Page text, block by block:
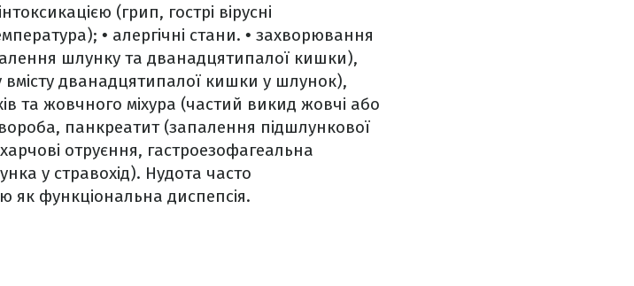
(грип, гострі вірусні
• алергічні стани. • захворювання
шлунку та дванадцятипалої кишки),
дванадцятипалої кишки у шлунок),
та жовчного міхура (частий викид жовчі або
панкреатит (запалення підшлункової
отруєння, гастроезофагеальна
у стравохід). Нудота часто
як функціональна диспепсія.